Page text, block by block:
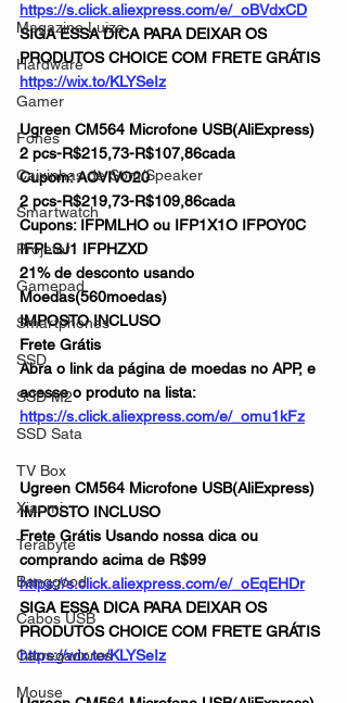
Magazine Luiza
Hardware
Gamer
Fones
Caixinhas de Som/Speaker
Smartwatch
Projetor
Gamepad
Smartphones
SSD
SSD M2
SSD Sata
TV Box
Xiaomi
Terabyte
Banggood
Cabos USB
Carregadores
Mouse
https://s.click.aliexpress.com/e/_oBVdxCD
SIGA ESSA DICA PARA DEIXAR OS
PRODUTOS CHOICE COM FRETE GRÁTIS
https://wix.to/KLYSeIz
Ugreen CM564 Microfone USB(AliExpress)
2 pcs-R$215,73-R$107,86cada
Cupom: AOVIVO20
2 pcs-R$219,73-R$109,86cada
Cupons: IFPMLHO ou IFP1X1O IFPOY0C
IFPLSJ1 IFPHZXD
21% de desconto usando
Moedas(560moedas)
IMPOSTO INCLUSO
Frete Grátis
Abra o link da página de moedas no APP, e
acesse o produto na lista:
https://s.click.aliexpress.com/e/_omu1kFz
Ugreen CM564 Microfone USB(AliExpress)
IMPOSTO INCLUSO
Frete Grátis Usando nossa dica ou
comprando acima de R$99
https://s.click.aliexpress.com/e/_oEqEHDr
SIGA ESSA DICA PARA DEIXAR OS
PRODUTOS CHOICE COM FRETE GRÁTIS
https://wix.to/KLYSeIz